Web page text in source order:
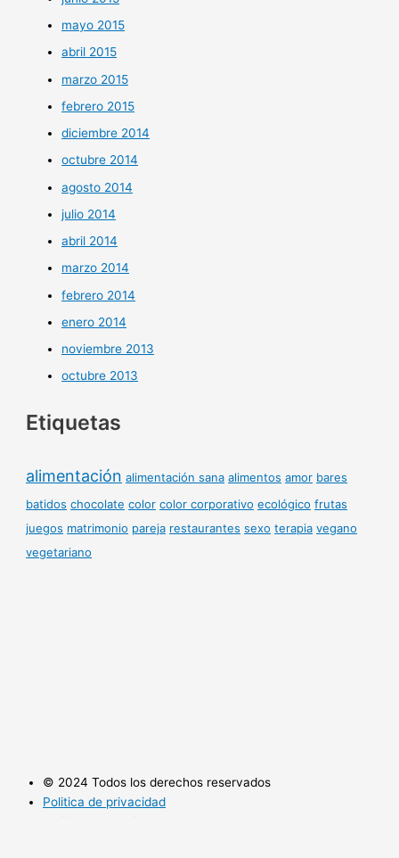
mayo 2015
abril 2015
marzo 2015
febrero 2015
diciembre 2014
octubre 2014
agosto 2014
julio 2014
abril 2014
marzo 2014
febrero 2014
enero 2014
noviembre 2013
octubre 2013
Etiquetas
alimentación alimentación sana alimentos amor bares
batidos chocolate color color corporativo ecológico frutas
juegos matrimonio pareja restaurantes sexo terapia vegano
vegetariano
© 2024 Todos los derechos reservados
Politica de privacidad
Politica de cookies